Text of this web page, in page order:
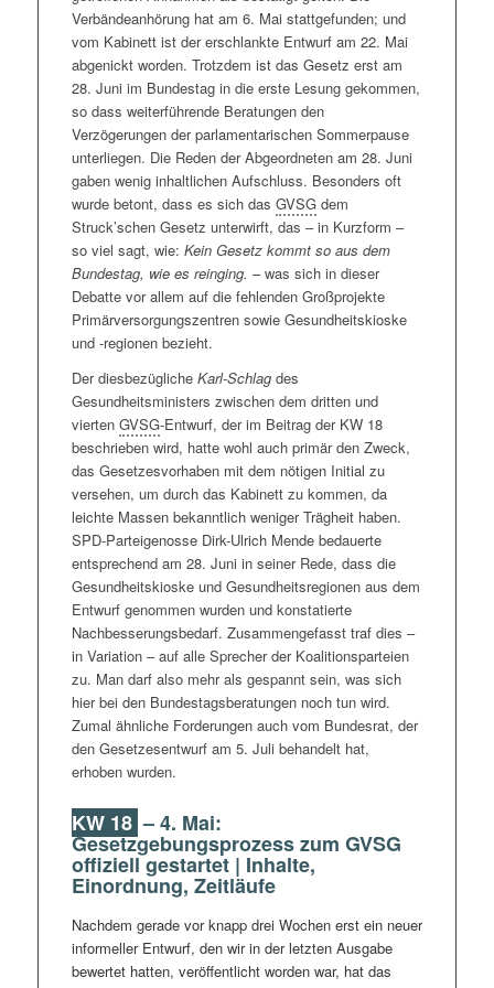
„Mit dem Medizinforschungsgesetz, dem
Digitalagentur-Gesetz und dem Bürokratieabbaugesetz
machen wir jetzt schon direkt weiter.“(~ Quelle) Es
wird sich zeigen, wie sich das Konglomerat an
Vorhaben auf den Praxisalltag auswirken wird.
verschiedene Ziele stehen. Eine Entwicklung, die sich
schon im Februar bereits abzeichnete:Weiter
Unklarheiten zu Versorgungsgesetz I und nun auch
Dissens zwischen den Arztverbänden.
Um das aber zu bewerten, muss man auf jeden Fall
einen Schritt zurückgehen und statt der Reaktionen die
Quelle des Ganzen betrachten: Hier die auf den 8.
April datierte offizielle Fassung des
Referentenentwurfes für dasGVSG(~ Volltext-PDF |
Entwurf desGVSG). Speziell für die Hausärzte sind
drei Maßnahmen vorgesehen, von denen eine, die
Entbudgetierung in Form des MGV +-Modells bereits in
der im Januar veröffentlichten Entwurfsfassung
enthalten war (~ Update zu den aktuellen
Entbudgetierungsplänen des
hinzugekommen sind Lauterbachs Pläne zu einer
allgemeinen ‚Vorhaltepauschale‘ sowie zur
Neukonzipierung der Chronikerpauschale, die unter
dem Arbeitstitel ‚Versorgungspauschale‘ geführt wird.
In dieser soll kontextbezogen die bisherige
Versichertenpauschale sowie die Chronikerpauschale
aufgehen. Es besteht hier also eine gewisse
Verwechslungsgefahr zwischen den drei Begriffen
Versicherten-, Versorgungs- und Vorhaltepauschale.
Das wird vermutlich in den anstehenden Debatten zu
dem ein oder anderen Missverständnis führen – eine
saubere Zuordnung und Ansage, wovon jeweils
gesprochen wird, ist also Pflicht.
Details der Regelungen im Gesetzesentwurf haben wir
des Umfangs wegen in einem eigenständigen
Homepage-Artikel aufbereitet:Neue Pauschalen für die
Hausärzte gemäßGVSG-Entwurf. Die Rezeption durch
die Selbstverwaltungsakteure ist dabei höchst
widersprüchlich. Die Kassen sind auf jeden Fall gegen
die Entbudgetierung: „Pläne für ambulante Versorgung:
Kritik von Krankenkassen, Lob von Hausärzten“.KBV
undZiziehen parallel das Fazit, dass die Pläne
„faktisch einer Abrissbirne der hausärztlichen
Versorgung insgesamt und insbesondere der
hausärztlichen Versorgung der betreuungsintensiven
chronisch kranken Versicherten gleich[kommen].“
Verbändeanhörung hat am 6. Mai stattgefunden; und
vom Kabinett ist der erschlankte Entwurf am 22. Mai
abgenickt worden. Trotzdem ist das Gesetz erst am
28. Juni im Bundestag in die erste Lesung gekommen,
so dass weiterführende Beratungen den
Verzögerungen der parlamentarischen Sommerpause
unterliegen. Die Reden der Abgeordneten am 28. Juni
gaben wenig inhaltlichen Aufschluss. Besonders oft
wurde betont, dass es sich das GVSGdem
Struck’schen Gesetz unterwirft, das – in Kurzform –
so viel sagt, wie: Kein Gesetz kommt so aus dem
Bundestag, wie es reinging. – was sich in dieser
Debatte vor allem auf die fehlenden Großprojekte
Primärversorgungszentren sowie Gesundheitskioske
und -regionen bezieht.
Der diesbezügliche Karl-Schlagdes
Gesundheitsministers zwischen dem dritten und
vierten GVSG-Entwurf, der im Beitrag der KW 18
beschrieben wird, hatte wohl auch primär den Zweck,
das Gesetzesvorhaben mit dem nötigen Initial zu
versehen, um durch das Kabinett zu kommen, da
leichte Massen bekanntlich weniger Trägheit haben.
SPD-Parteigenosse Dirk-Ulrich Mende bedauerte
entsprechend am 28. Juni in seiner Rede, dass die
Gesundheitskioske und Gesundheitsregionen aus dem
Entwurf genommen wurden und konstatierte
Nachbesserungsbedarf. Zusammengefasst traf dies –
in Variation – auf alle Sprecher der Koalitionsparteien
zu. Man darf also mehr als gespannt sein, was sich
hier bei den Bundestagsberatungen noch tun wird.
Zumal ähnliche Forderungen auch vom Bundesrat, der
den Gesetzesentwurf am 5. Juli behandelt hat,
erhoben wurden.
KW 18 –4. Mai:
Gesetzgebungsprozess zum GVSG
offiziell gestartet | Inhalte,
Einordnung, Zeitläufe
Nachdem gerade vor knapp drei Wochen erst ein neuer
informeller Entwurf, den wir in der letzten Ausgabe
bewertet hatten, veröffentlicht worden war, hat das